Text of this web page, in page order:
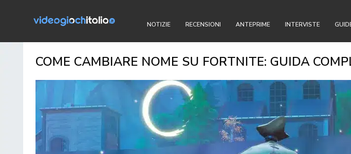
NOTIZIE RECENSIONI ANTEPRIME INTERVISTE
COME CAMBIARE NOME SU FORTNITE: GUIDA